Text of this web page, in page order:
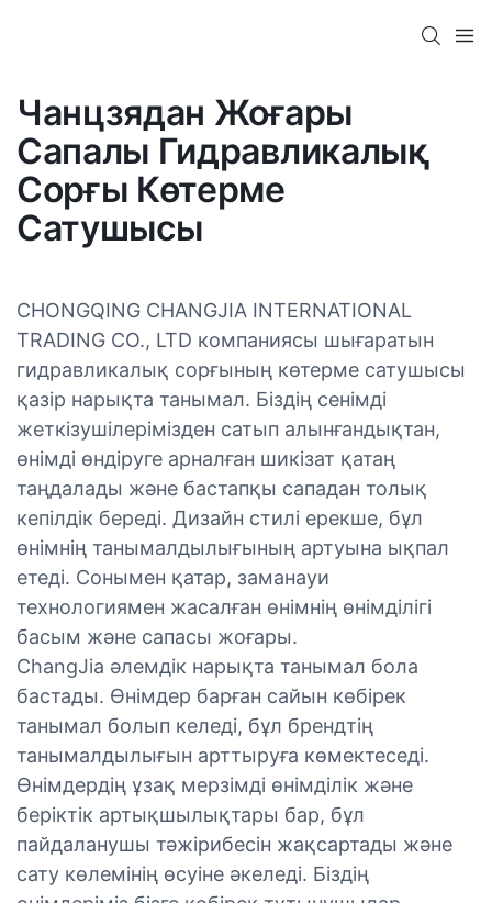
Чанцзядан Жоғары
Сапалы Гидравликалық
Сорғы Көтерме
Сатушысы
CHONGQING CHANGJIA INTERNATIONAL
TRADING CO., LTD компаниясы шығаратын
гидравликалық сорғының көтерме сатушысы
қазір нарықта танымал. Біздің сенімді
жеткізушілерімізден сатып алынғандықтан,
өнімді өндіруге арналған шикізат қатаң
таңдалады және бастапқы сападан толық
кепілдік береді. Дизайн стилі ерекше, бұл
өнімнің танымалдылығының артуына ықпал
етеді. Сонымен қатар, заманауи
технологиямен жасалған өнімнің өнімділігі
басым және сапасы жоғары.
ChangJia әлемдік нарықта танымал бола
бастады. Өнімдер барған сайын көбірек
танымал болып келеді, бұл брендтің
танымалдылығын арттыруға көмектеседі.
Өнімдердің ұзақ мерзімді өнімділік және
беріктік артықшылықтары бар, бұл
пайдаланушы тәжірибесін жақсартады және
сату көлемінің өсуіне әкеледі. Біздің